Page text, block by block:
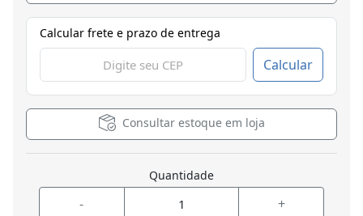
Calcular frete e prazo de entrega
Calcular
Consultar estoque em loja
Quantidade
- +